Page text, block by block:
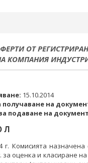
И
ОФЕРТИ С ОБЯВИ
НА АОП
ДО 15.04.2016
ПОРЪЧКИ ДО 2014
НА АКТИВИ
НА
ОТ
КОМПАНИЯ
15.10.2014
получаване на
подаване на
Л
г. Комисията
за оценка и класиране